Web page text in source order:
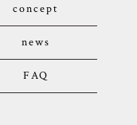
concept
news
FAQ